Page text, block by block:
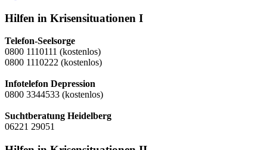
Hilfen in Krisensituationen I
Telefon-Seelsorge
0800 1110111 (kostenlos)
0800 1110222 (kostenlos)
Infotelefon Depression
0800 3344533 (kostenlos)
Suchtberatung Heidelberg
06221 29051